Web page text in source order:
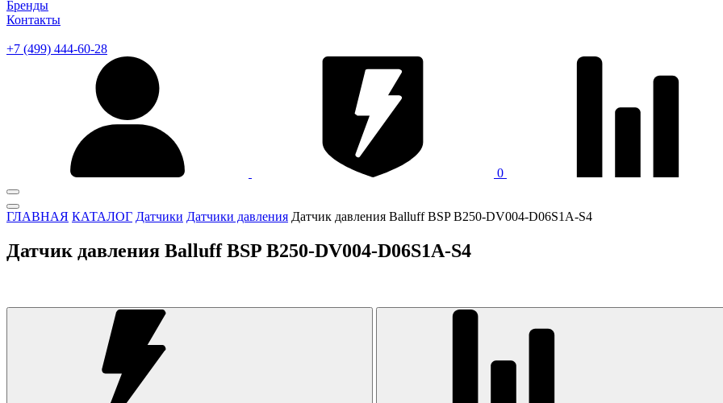
Бренды
Контакты
+7 (499) 444-60-28
0
ГЛАВНАЯ КАТАЛОГ Датчики Датчики давления Датчик давления Balluff BSP B250-DV004-D06S1A-S4
Датчик давления Balluff BSP B250-DV004-D06S1A-S4